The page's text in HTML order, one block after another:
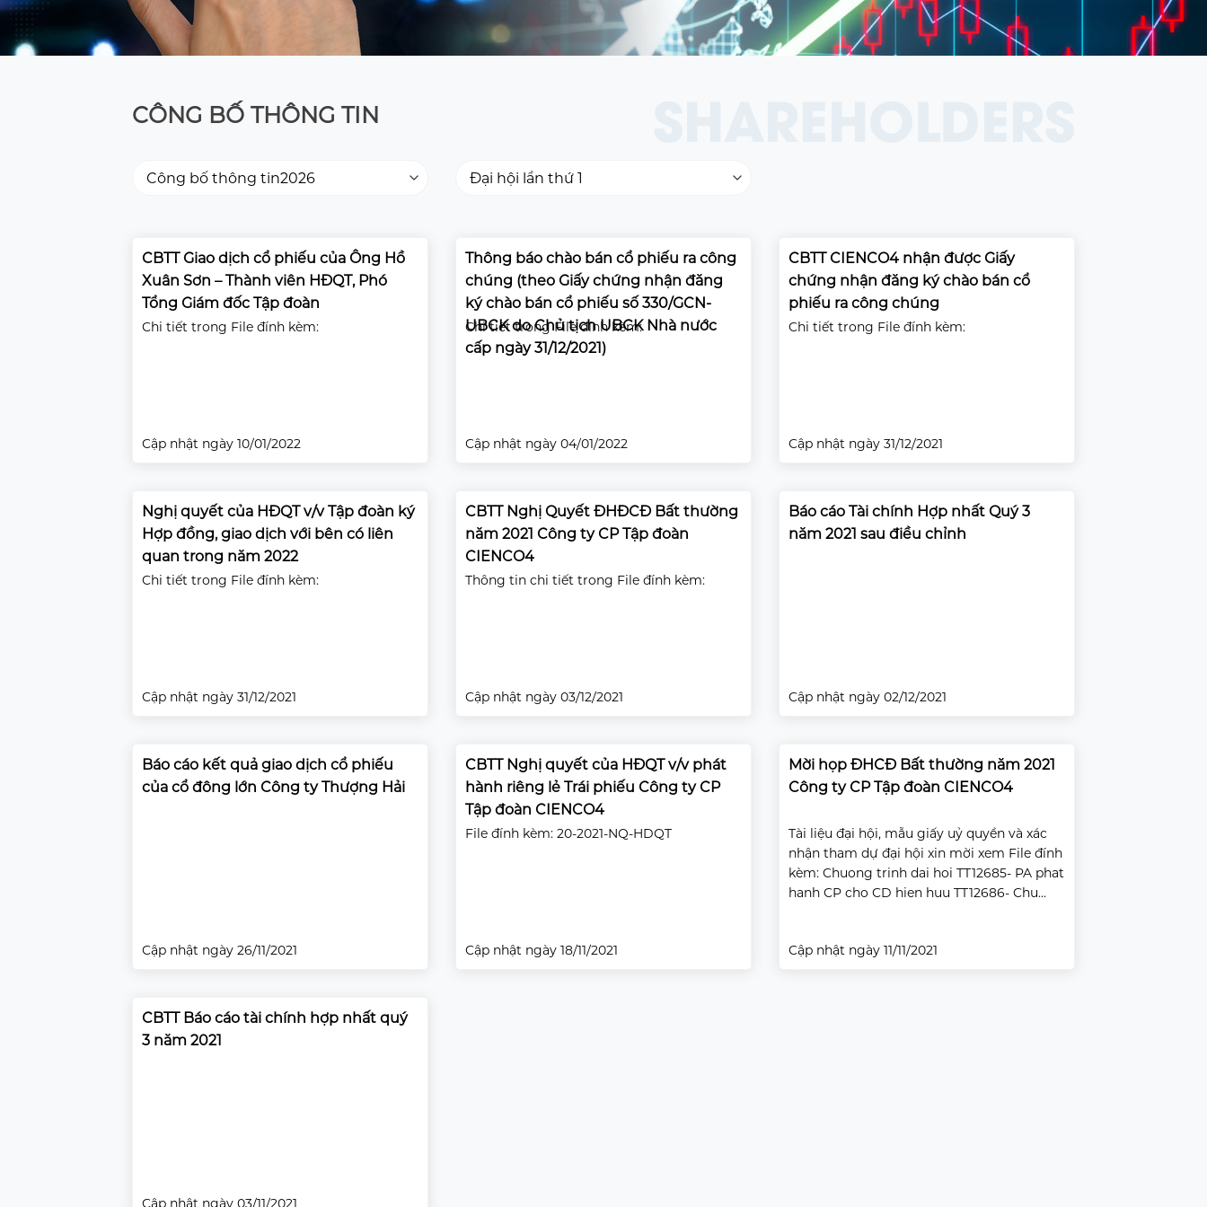
CÔNG BỐ THÔNG TIN
CBTT Giao dịch cổ phiếu của Ông Hồ
Xuân Sơn – Thành viên HĐQT, Phó
Tổng Giám đốc Tập đoàn
Chi tiết trong File đính kèm:
Cập nhật ngày 10/01/2022
Thông báo chào bán cổ phiếu ra công
chúng (theo Giấy chứng nhận đăng
ký chào bán cổ phiếu số 330/GCN-
UBCK do Chủ tịch UBCK Nhà nước
cấp ngày 31/12/2021)
Chi tiết trong File đính kèm:
Cập nhật ngày 04/01/2022
CBTT CIENCO4 nhận được Giấy
chứng nhận đăng ký chào bán cổ
phiếu ra công chúng
Chi tiết trong File đính kèm:
Cập nhật ngày 31/12/2021
Nghị quyết của HĐQT v/v Tập đoàn ký
Hợp đồng, giao dịch với bên có liên
quan trong năm 2022
Chi tiết trong File đính kèm:
Cập nhật ngày 31/12/2021
CBTT Nghị Quyết ĐHĐCĐ Bất thường
năm 2021 Công ty CP Tập đoàn
CIENCO4
Thông tin chi tiết trong File đính kèm:
Cập nhật ngày 03/12/2021
Báo cáo Tài chính Hợp nhất Quý 3
năm 2021 sau điều chỉnh
Cập nhật ngày 02/12/2021
Báo cáo kết quả giao dịch cổ phiếu
của cổ đông lớn Công ty Thượng Hải
Cập nhật ngày 26/11/2021
CBTT Nghị quyết của HĐQT v/v phát
hành riêng lẻ Trái phiếu Công ty CP
Tập đoàn CIENCO4
File đính kèm: 20-2021-NQ-HDQT
Cập nhật ngày 18/11/2021
Mời họp ĐHCĐ Bất thường năm 2021
Công ty CP Tập đoàn CIENCO4
Tài liệu đại hội, mẫu giấy uỷ quyền và xác
nhận tham dự đại hội xin mời xem File đính
kèm: Chuong trinh dai hoi TT12685- PA phat
hanh CP cho CD hien huu TT12686- Chu...
Cập nhật ngày 11/11/2021
CBTT Báo cáo tài chính hợp nhất quý
3 năm 2021
Cập nhật ngày 03/11/2021